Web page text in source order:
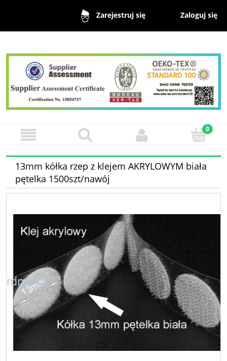
Zarejestruj się Zaloguj się
13mm kółka rzep z klejem AKRYLOWYM biała
pętelka 1500szt/nawój